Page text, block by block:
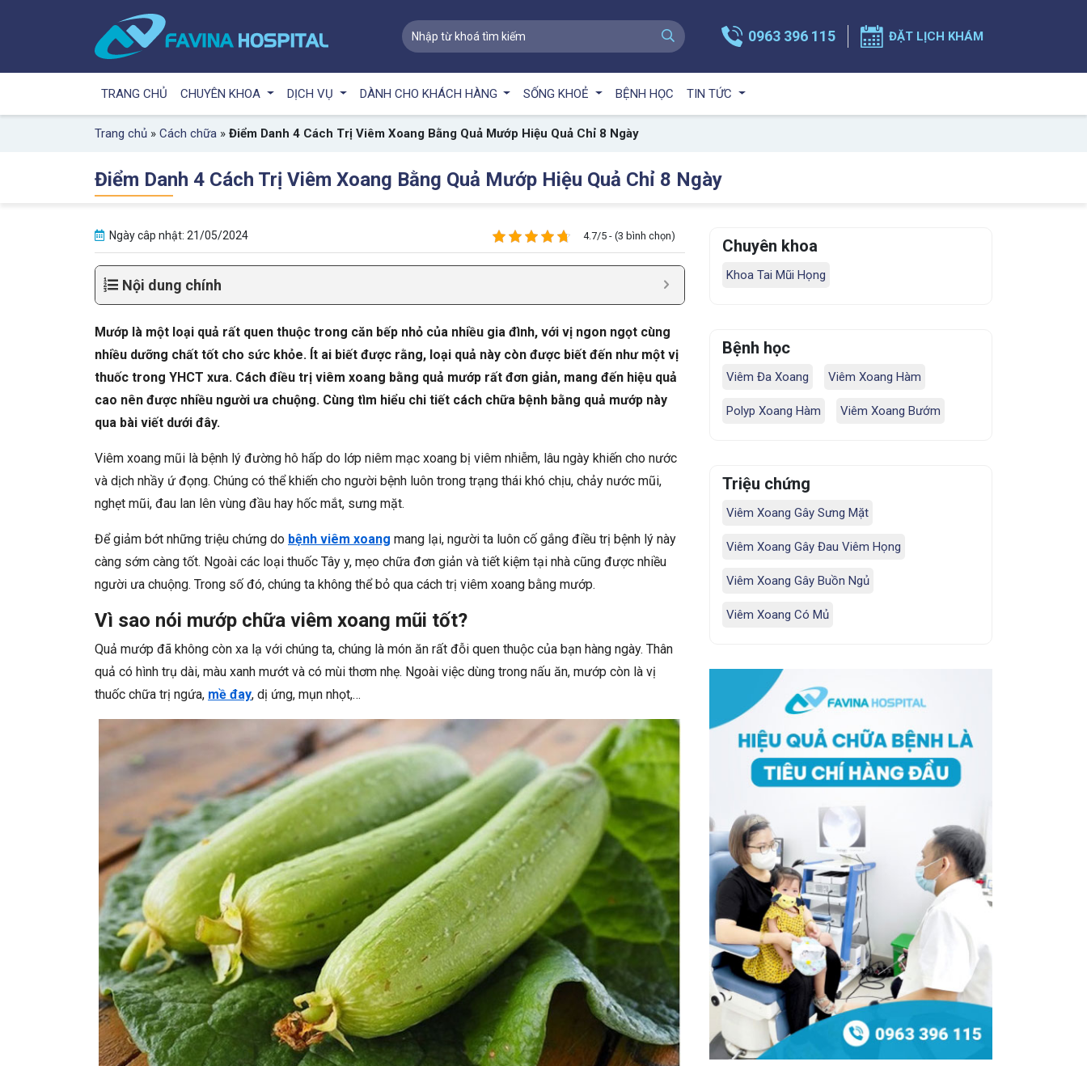
0963 396 115 ĐẶT LỊCH KHÁM
TRANG CHỦ CHUYÊN KHOA DỊCH VỤ DÀNH CHO KHÁCH HÀNG SỐNG KHOẺ BỆNH HỌC TIN TỨC
Trang chủ » Cách chữa » Điểm Danh 4 Cách Trị Viêm Xoang Bằng Quả Mướp Hiệu Quả Chỉ 8 Ngày
Điểm Danh 4 Cách Trị Viêm Xoang Bằng Quả Mướp Hiệu Quả Chỉ 8 Ngày
Ngày câp nhật: 21/05/2024 4.7/5 - (3 bình chọn)
Nội dung chính
Mướp là một loại quả rất quen thuộc trong căn bếp nhỏ của nhiều gia đình, với vị ngon ngọt cùng
nhiều dưỡng chất tốt cho sức khỏe. Ít ai biết được rằng, loại quả này còn được biết đến như một vị
thuốc trong YHCT xưa. Cách điều trị viêm xoang bằng quả mướp rất đơn giản, mang đến hiệu quả
cao nên được nhiều người ưa chuộng. Cùng tìm hiểu chi tiết cách chữa bệnh bằng quả mướp này
qua bài viết dưới đây.
Viêm xoang mũi là bệnh lý đường hô hấp do lớp niêm mạc xoang bị viêm nhiễm, lâu ngày khiến cho nước
và dịch nhầy ứ đọng. Chúng có thể khiến cho người bệnh luôn trong trạng thái khó chịu, chảy nước mũi,
nghẹt mũi, đau lan lên vùng đầu hay hốc mắt, sưng mặt.
Để giảm bớt những triệu chứng do bệnh viêm xoang mang lại, người ta luôn cố gắng điều trị bệnh lý này
càng sớm càng tốt. Ngoài các loại thuốc Tây y, mẹo chữa đơn giản và tiết kiệm tại nhà cũng được nhiều
người ưa chuộng. Trong số đó, chúng ta không thể bỏ qua cách trị viêm xoang bằng mướp.
Vì sao nói mướp chữa viêm xoang mũi tốt?
Quả mướp đã không còn xa lạ với chúng ta, chúng là món ăn rất đỗi quen thuộc của bạn hàng ngày. Thân
quả có hình trụ dài, màu xanh mướt và có mùi thơm nhẹ. Ngoài việc dùng trong nấu ăn, mướp còn là vị
thuốc chữa trị ngứa, mề đay, dị ứng, mụn nhọt,…
Chuyên khoa
Khoa Tai Mũi Họng
Bệnh học
Viêm Đa Xoang Viêm Xoang Hàm
Polyp Xoang Hàm Viêm Xoang Bướm
Triệu chứng
Viêm Xoang Gây Sưng Mặt
Viêm Xoang Gây Đau Viêm Họng
Viêm Xoang Gây Buồn Ngủ
Viêm Xoang Có Mủ